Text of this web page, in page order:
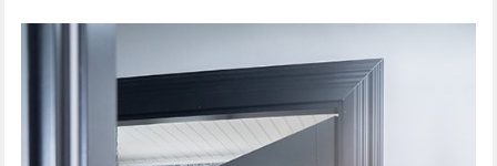
LIUKUOVI STEADY 411